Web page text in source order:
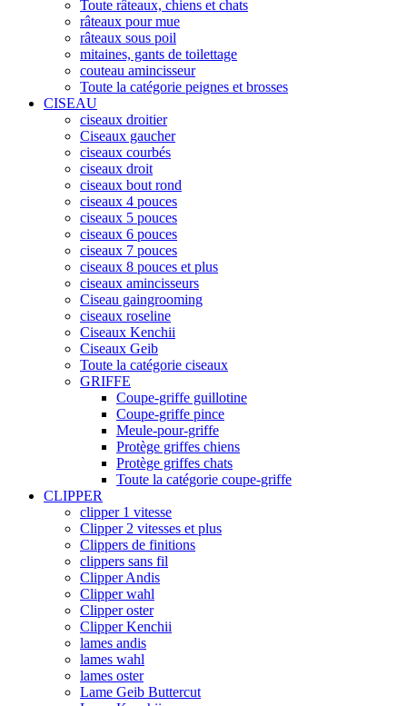
Toute râteaux, chiens et chats
râteaux pour mue
râteaux sous poil
mitaines, gants de toilettage
couteau amincisseur
Toute la catégorie peignes et brosses
CISEAU
ciseaux droitier
Ciseaux gaucher
ciseaux courbés
ciseaux droit
ciseaux bout rond
ciseaux 4 pouces
ciseaux 5 pouces
ciseaux 6 pouces
ciseaux 7 pouces
ciseaux 8 pouces et plus
ciseaux amincisseurs
Ciseau gaingrooming
ciseaux roseline
Ciseaux Kenchii
Ciseaux Geib
Toute la catégorie ciseaux
GRIFFE
Coupe-griffe guillotine
Coupe-griffe pince
Meule-pour-griffe
Protège griffes chiens
Protège griffes chats
Toute la catégorie coupe-griffe
CLIPPER
clipper 1 vitesse
Clipper 2 vitesses et plus
Clippers de finitions
clippers sans fil
Clipper Andis
Clipper wahl
Clipper oster
Clipper Kenchii
lames andis
lames wahl
lames oster
Lame Geib Buttercut